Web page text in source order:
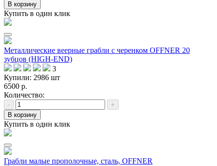
В корзину
Купить в один клик
Металлические веерные грабли с черенком OFFNER 20
зубцов (HIGH-END)
3
Купили: 2986 шт
6500 р.
Количество:
-
+
В корзину
Купить в один клик
Грабли малые прополочные, сталь, OFFNER